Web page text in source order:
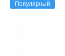
Популярный